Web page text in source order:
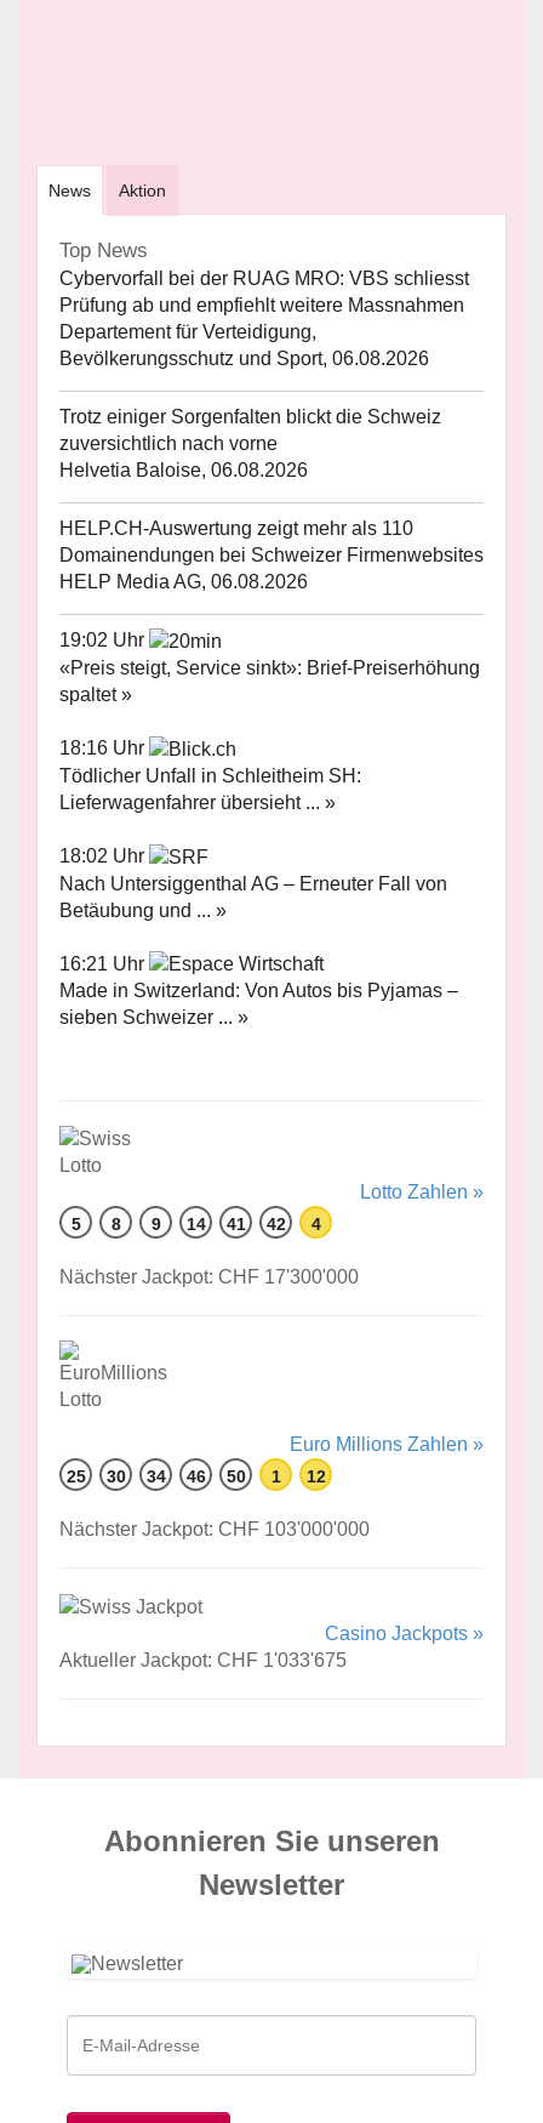
News Aktion
Top News
Cybervorfall bei der RUAG MRO: VBS schliesst
Prüfung ab und empfiehlt weitere Massnahmen
Departement für Verteidigung,
Bevölkerungsschutz und Sport, 06.08.2026
Trotz einiger Sorgenfalten blickt die Schweiz
zuversichtlich nach vorne
Helvetia Baloise, 06.08.2026
HELP.CH-Auswertung zeigt mehr als 110
Domainendungen bei Schweizer Firmenwebsites
HELP Media AG, 06.08.2026
19:02 Uhr
«Preis steigt, Service sinkt»: Brief-Preiserhöhung
spaltet »
18:16 Uhr
Tödlicher Unfall in Schleitheim SH:
Lieferwagenfahrer übersieht ... »
18:02 Uhr
Nach Untersiggenthal AG – Erneuter Fall von
Betäubung und ... »
16:21 Uhr
Made in Switzerland: Von Autos bis Pyjamas –
sieben Schweizer ... »
Lotto Zahlen »
5 8 9 14 41 42 4
Nächster Jackpot: CHF 17'300'000
Euro Millions Zahlen »
25 30 34 46 50 1 12
Nächster Jackpot: CHF 103'000'000
Casino Jackpots »
Aktueller Jackpot: CHF 1'033'675
Abonnieren Sie unseren
News­letter